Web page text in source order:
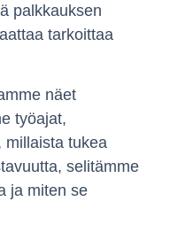
palkkauksen
tarkoittaa
näet
työajat,
millaista tukea
selitämme
ja miten se